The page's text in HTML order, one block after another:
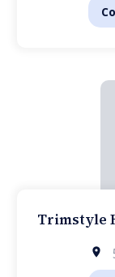
Trimstyle